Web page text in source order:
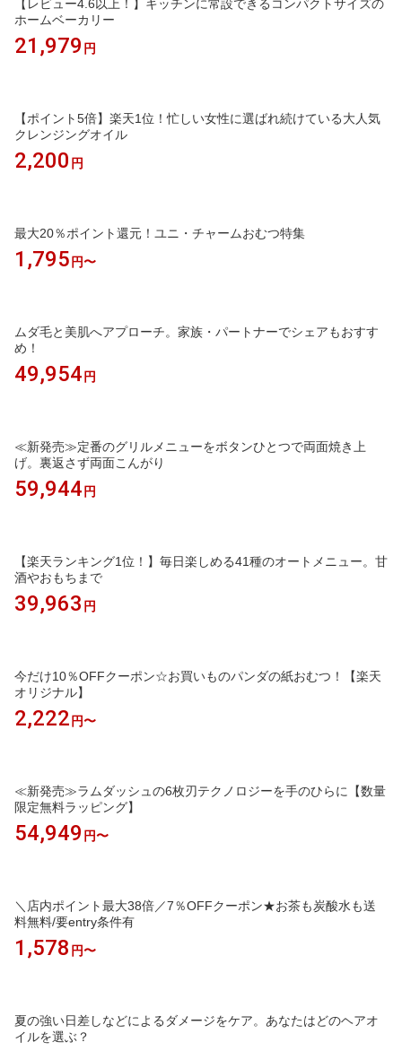
【レビュー4.6以上！】キッチンに常設できるコンパクトサイズの
ホームベーカリー
21,979 円
【ポイント5倍】楽天1位！忙しい女性に選ばれ続けている大人気
クレンジングオイル
2,200 円
最大20％ポイント還元！ユニ・チャームおむつ特集
1,795 円〜
ムダ毛と美肌へアプローチ。家族・パートナーでシェアもおすす
め！
49,954 円
≪新発売≫定番のグリルメニューをボタンひとつで両面焼き上
げ。裏返さず両面こんがり
59,944 円
【楽天ランキング1位！】毎日楽しめる41種のオートメニュー。甘
酒やおもちまで
39,963 円
今だけ10％OFFクーポン☆お買いものパンダの紙おむつ！【楽天
オリジナル】
2,222 円〜
≪新発売≫ラムダッシュの6枚刃テクノロジーを手のひらに【数量
限定無料ラッピング】
54,949 円〜
＼店内ポイント最大38倍／7％OFFクーポン★お茶も炭酸水も送
料無料/要entry条件有
1,578 円〜
夏の強い日差しなどによるダメージをケア。あなたはどのヘアオ
イルを選ぶ？